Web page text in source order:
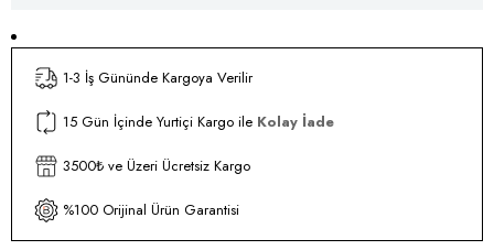
1-3 İş Gününde Kargoya Verilir
15 Gün İçinde Yurtiçi Kargo ile Kolay İade
3500₺ ve Üzeri Ücretsiz Kargo
%100 Orijinal Ürün Garantisi